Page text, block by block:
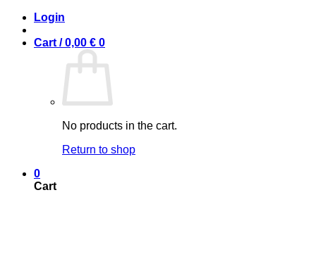
Login
Cart /0,00 € 0
No products in the cart.
Return to shop
0
Cart